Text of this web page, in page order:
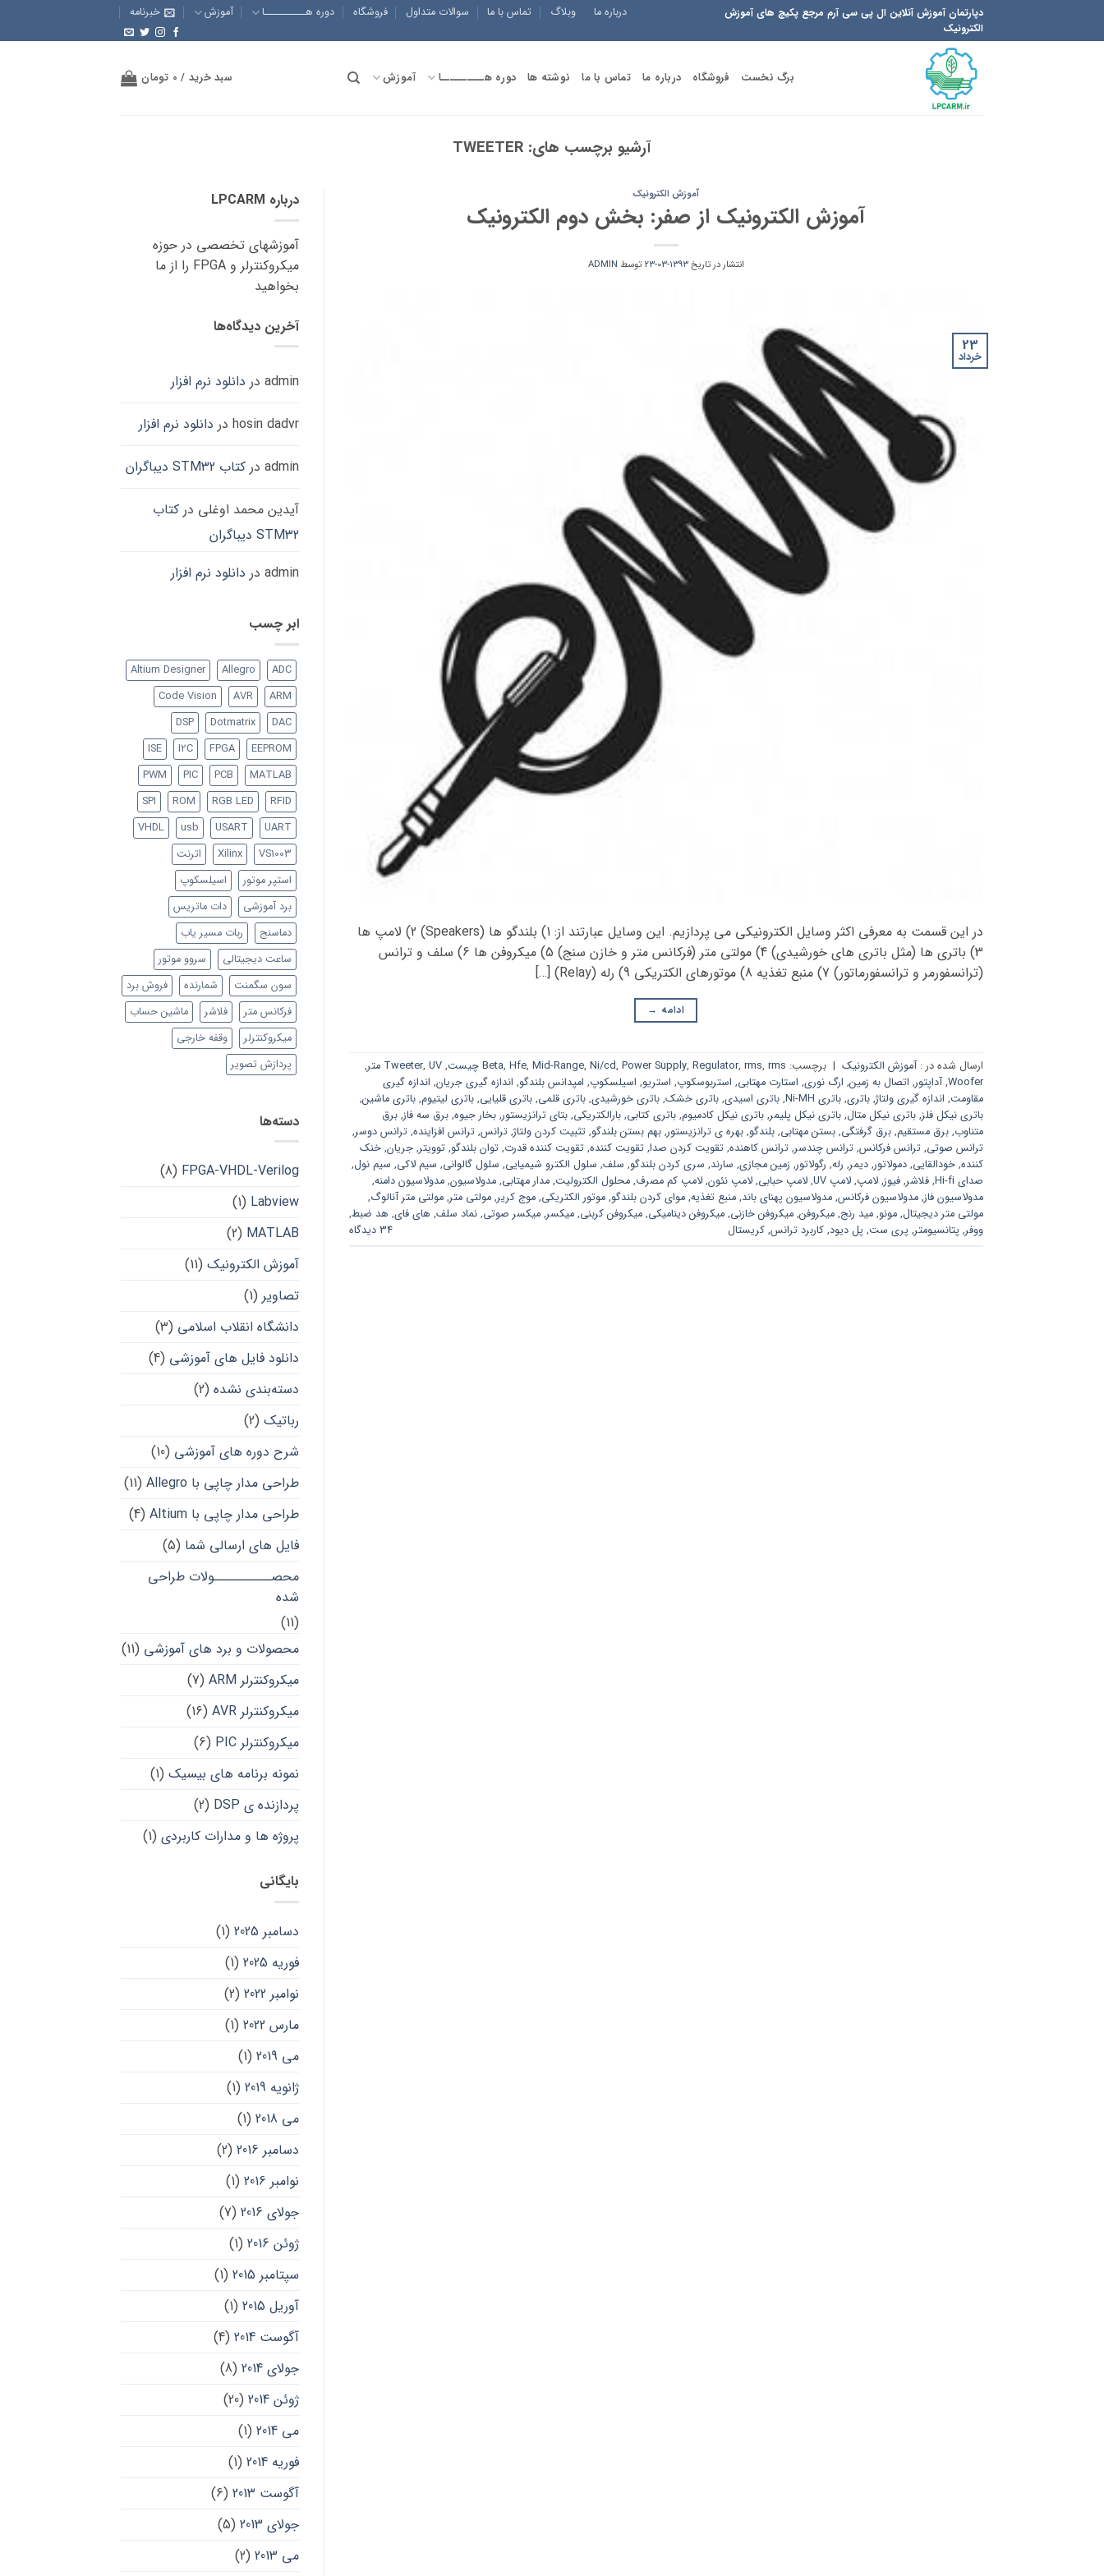
دپارتمان آموزش آنلاین ال پی سی آرم مرجع پکیچ های آموزش
الکترونیک
درباره ما وبلاگ تماس با ما سوالات متداول فروشگاه دوره هــــــــــا آموزش خبرنامه
برگ نخست فروشگاه درباره ما تماس با ما نوشته ها دوره هــــــــــا آموزش سبد خرید / 0 تومان
آرشیو برچسب های: TWEETER
آموزش الکترونیک
آموزش الکترونیک از صفر: بخش دوم الکترونیک
انتشار در تاریخ1393-03-23 توسط ADMIN
23
خرداد
در این قسمت به معرفی اکثر وسایل الکترونیکی می پردازیم. این وسایل عبارتند از: 1) بلندگو ها (Speakers) 2) لامپ ها
3) باتری ها (مثل باتری های خورشیدی) 4) مولتی متر (فرکانس متر و خازن سنج) 5) میکروفن ها 6) سلف و ترانس
(ترانسفورمر و ترانسفورماتور) 7) منبع تغذیه 8) موتورهای الکتریکی 9) رله (Relay) […]
ادامه →
ارسال شده در :آموزش الکترونیک | برچسب: Beta, Hfe, Mid-Range, Ni/cd, Power Supply, Regulator, rms, rms چیست ,
Tweeter, UV متر
,
Woofer
,آداپتور, اتصال به زمین, ارگ نوری, استارت مهتابی, استربوسکوپ, استریو, اسیلسکوپ, امپدانس بلندگو, اندازه گیری جریان, اندازه گیری
مقاومت, اندازه گیری ولتاژ, باتری, باتری Ni-MH , باتری اسیدی, باتری خشک, باتری خورشیدی, باتری قلمی, باتری قلیایی, باتری لیتیوم, باتری ماشین,
باتری نیکل فلز, باتری نیکل متال, باتری نیکل پلیمر, باتری نیکل کادمیوم, باتری کتابی, بارالکتریکی, بتای ترانزیستور, بخار جیوه, برق سه فاز, برق
متناوب, برق مستقیم, برق گرفتگی, بستن مهتابی, بلندگو, بهره ی ترانزیستور, بهم بستن بلندگو, تثبیت کردن ولتاژ, ترانس, ترانس افزاینده, ترانس دوسر,
ترانس صوتی, ترانس فرکانس, ترانس چندسر, ترانس کاهنده, تقویت کردن صدا, تقویت کننده, تقویت کننده قدرت, توان بلندگو, توویتر, جریان, خنک
کننده, خودالقایی, دمولاتور, دیمر, رله, رگولاتور, زمین مجازی, سارند, سری کردن بلندگو, سلف, سلول الکترو شیمیایی, سلول گالوانی, سیم لاکی, سیم نول,
صدای Hi-fi
, فلاشر, فیوز, لامپ, لامپ UV , لامپ حبابی, لامپ نئون, لامپ کم مصرف, محلول الکترولیت, مدار مهتابی, مدولاسیون, مدولاسیون دامنه,
مدولاسیون فاز, مدولاسیون فرکانس, مدولاسیون پهنای باند, منبع تغذیه, موای کردن بلندگو, موتور الکتریکی, موج کریر, مولتی متر, مولتی متر آنالوگ,
مولتی متر دیجیتال, مونو, مید رنج, میکروفن, میکروفن خازنی, میکروفن دینامیکی, میکروفن کربنی, میکسر, میکسر صوتی, نماد سلف, های فای, هد ضبط,
ووفر, پتانسیومتر, پری ست, پل دیود, کاربرد ترانس, کریستال 34 دیدگاه
درباره LPCARM
آموزشهای تخصصی در حوزه
میکروکنترلر و FPGA را از ما
بخواهید
آخرین دیدگاه‌ها
admin در دانلود نرم افزار
hosin dadvr در دانلود نرم افزار
admin درکتاب STM32 دیباگران
آیدین محمد اوغلی درکتاب
STM32 دیباگران
admin در دانلود نرم افزار
ابر چسب
ADC
Allegro
Altium Designer
ARM
AVR
Code Vision
DAC
Dotmatrix
DSP
EEPROM
FPGA
I2C
ISE
MATLAB
PCB
PIC
PWM
RFID
RGB LED
ROM
SPI
UART
USART
usb
VHDL
VS1003
Xilinx
اترنت
استپر موتور
اسیلسکوپ
برد آموزشی
دات ماتریس
دماسنج
ربات مسیر یاب
ساعت دیجیتالی
سروو موتور
سون سگمنت
شمارنده
فروش برد
فرکانس متر
فلاشر
ماشین حساب
میکروکنترلر
وقفه خارجی
پردازش تصویر
دسته‌ها
FPGA-VHDL-Verilog
(8)
Labview
(1)
MATLAB
(2)
آموزش الکترونیک (11)
تصاویر (1)
دانشگاه انقلاب اسلامی (3)
دانلود فایل های آموزشی (4)
دسته‌بندی نشده (2)
رباتیک (2)
شرح دوره های آموزشی (10)
طراحی مدار چاپی با Allegro
(11)
طراحی مدار چاپی با Altium
(4)
فایل های ارسالی شما (5)
محصــــــــــولات طراحی
شده
(11)
محصولات و برد های آموزشی (11)
میکروکنترلر ARM
(7)
میکروکنترلر AVR
(16)
میکروکنترلر PIC
(6)
نمونه برنامه های بیسیک (1)
پردازنده ی DSP
(2)
پروژه ها و مدارات کاربردی (1)
بایگانی
دسامبر 2025
(1)
فوریه 2025
(1)
نوامبر 2022
(2)
مارس 2022
(1)
می 2019
(1)
ژانویه 2019
(1)
می 2018
(1)
دسامبر 2016
(2)
نوامبر 2016
(1)
جولای 2016
(7)
ژوئن 2016
(1)
سپتامبر 2015
(1)
آوریل 2015
(1)
آگوست 2014
(4)
جولای 2014
(8)
ژوئن 2014
(20)
می 2014
(1)
فوریه 2014
(1)
آگوست 2013
(6)
جولای 2013
(5)
می 2013
(2)